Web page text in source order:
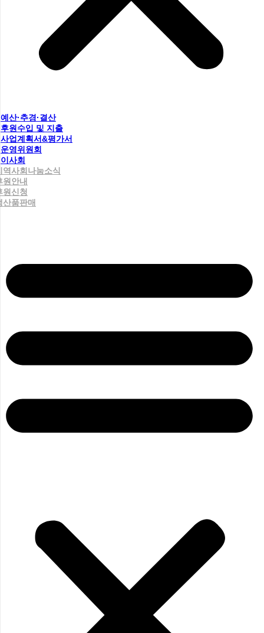
예산·추경·결산
후원수입 및 지출
사업계획서&평가서
운영위원회
이사회
역사회나눔소식
원안내
원신청
산품판매